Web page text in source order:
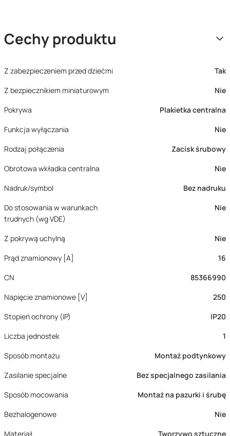
Cechy produktu
Z zabezpieczeniem przed dziećmi
Tak
Z bezpiecznikiem miniaturowym
Nie
Pokrywa
Plakietka centralna
Funkcja wyłączania
Nie
Rodzaj połączenia
Zacisk śrubowy
Obrotowa wkładka centralna
Nie
Nadruk/symbol
Bez nadruku
Do stosowania w warunkach
trudnych (wg VDE)
Nie
Z pokrywą uchylną
Nie
Prąd znamionowy [A]
16
CN
85366990
Napięcie znamionowe [V]
250
Stopień ochrony (IP)
IP20
Liczba jednostek
1
Sposób montażu
Montaż podtynkowy
Zasilanie specjalne
Bez specjalnego zasilania
Sposób mocowania
Montaż na pazurki i śrubę
Bezhalogenowe
Nie
Materiał
Tworzywo sztuczne